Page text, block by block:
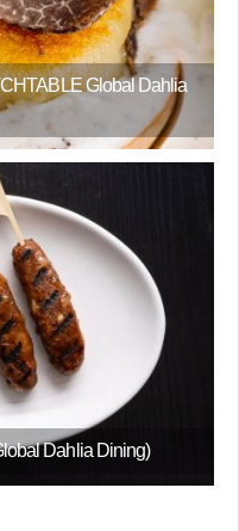
Global Dahlia
Dahlia Dining)